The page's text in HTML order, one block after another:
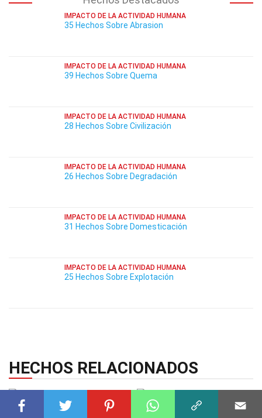
IMPACTO DE LA ACTIVIDAD HUMANA
35 Hechos Sobre Abrasion
IMPACTO DE LA ACTIVIDAD HUMANA
39 Hechos Sobre Quema
IMPACTO DE LA ACTIVIDAD HUMANA
28 Hechos Sobre Civilización
IMPACTO DE LA ACTIVIDAD HUMANA
26 Hechos Sobre Degradación
IMPACTO DE LA ACTIVIDAD HUMANA
31 Hechos Sobre Domesticación
IMPACTO DE LA ACTIVIDAD HUMANA
25 Hechos Sobre Explotación
HECHOS RELACIONADOS